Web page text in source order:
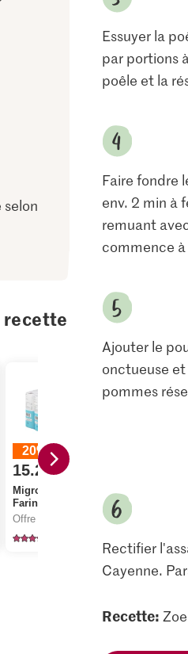
selon
recette
20%
15.20 au lieu de 19.00
Migros IP-SUISSE
Farine fleur
Offre valable du 6.8 au 12.8.2026, jusqu’à épuisement du stock.
Essuyer la
par portions
poêle et la
Faire fondre
env. 2 min à
remuant
commence à
Ajouter le
onctueuse
pommes
Rectifier
Cayenne.
Recette: